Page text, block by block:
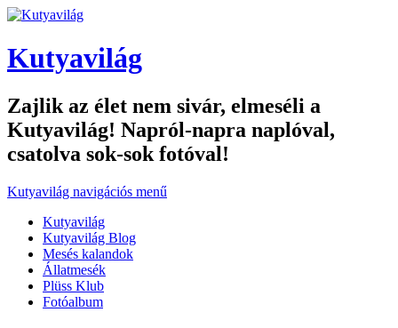
Kutyavilág
Zajlik az élet nem sivár, elmeséli a
Kutyavilág! Napról-napra naplóval,
csatolva sok-sok fotóval!
Kutyavilág navigációs menű
Kutyavilág
Kutyavilág Blog
Mesés kalandok
Állatmesék
Plüss Klub
Fotóalbum